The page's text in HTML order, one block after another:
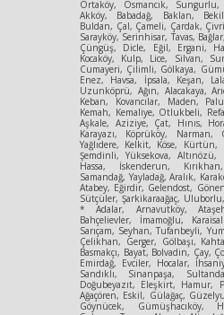
Ortaköy, Osmancık, Sungurlu,
Akköy, Babadağ, Baklan,
Buldan, Çal, Çameli, Çardak,
Sarayköy, Serinhisar, Tavas,
Çüngüş, Dicle, Eğil, Ergani,
Kocaköy, Kulp, Lice, Silvan,
Cumayeri, Çilimli, Gölkaya,
Enez, Havsa, İpsala, Keşan,
Uzunköprü, Ağın, Alacakaya,
Keban, Kovancılar, Maden,
Kemah, Kemaliye, Otlukbeli,
Aşkale, Aziziye, Çat, Hınıs,
Karayazı, Köprüköy,
Yağlıdere, Kelkit, Köse,
Şemdinli, Yüksekova,
Hassa, İskenderun,
Samandağ, Yayladağ, Aralık,
Atabey, Eğirdir, Gelendost,
Sütçüler, Şarkikaraağaç,
* Adalar, Arnavutköy,
Bahçelievler, İmamoğlu,
Sarıçam, Seyhan, Tufanbeyli,
Çelikhan, Gerger, Gölbaşı,
Basmakçı, Bayat, Bolvadin, Çay,
Emirdağ, Evciler, Hocalar,
Sandıklı, Sinanpaşa,
Doğubeyazıt, Eleşkirt, Hamur,
Ağaçören, Eskil, Gülağaç,
Göynücek, Gümüşhacıköy,